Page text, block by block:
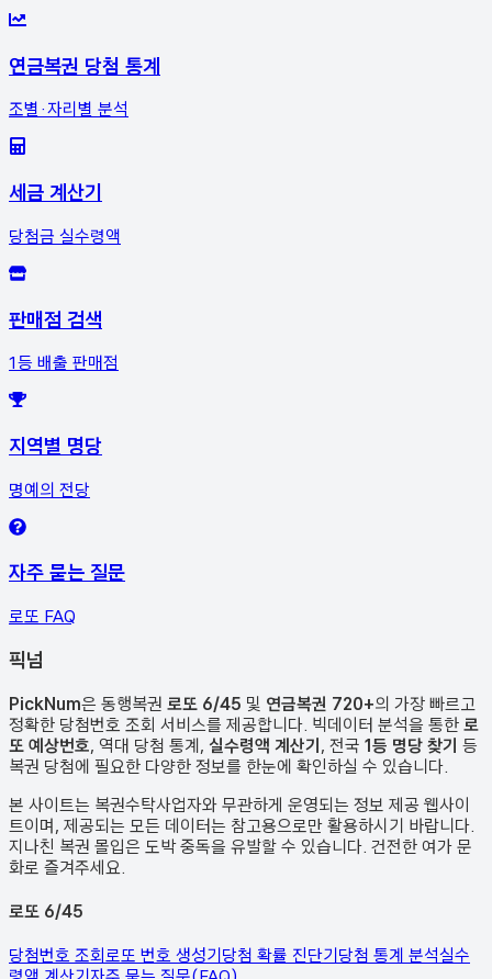
연금복권 당첨 통계
조별·자리별 분석
세금 계산기
당첨금 실수령액
판매점 검색
1등 배출 판매점
지역별 명당
명예의 전당
자주 묻는 질문
로또 FAQ
픽넘
PickNum은 동행복권 로또 6/45 및 연금복권 720+의 가장 빠르고
정확한 당첨번호 조회 서비스를 제공합니다. 빅데이터 분석을 통한 로
또 예상번호, 역대 당첨 통계, 실수령액 계산기, 전국 1등 명당 찾기 등
복권 당첨에 필요한 다양한 정보를 한눈에 확인하실 수 있습니다.
본 사이트는 복권수탁사업자와 무관하게 운영되는 정보 제공 웹사이
트이며, 제공되는 모든 데이터는 참고용으로만 활용하시기 바랍니다.
지나친 복권 몰입은 도박 중독을 유발할 수 있습니다. 건전한 여가 문
화로 즐겨주세요.
로또 6/45
당첨번호 조회로또 번호 생성기당첨 확률 진단기당첨 통계 분석실수